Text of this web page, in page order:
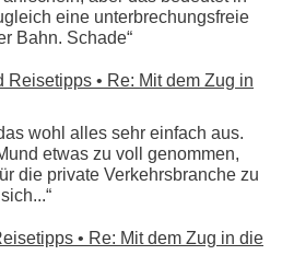
eine unterbrechungsfreie
Bahn. Schade“
Reisetipps • Re: Mit dem Zug in
wohl alles sehr einfach aus.
etwas zu voll genommen,
die private Verkehrsbranche zu
• Re: Mit dem Zug in die